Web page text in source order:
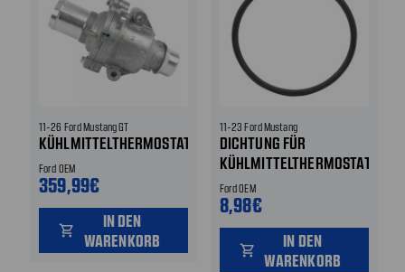
11-26 Ford Mustang GT
KÜHLMITTELTHERMOSTAT
Ford OEM
359,99€
shopping_cart
IN DEN
WARENKORB
11-23 Ford Mustang
DICHTUNG FÜR
KÜHLMITTELTHERMOSTAT
Ford OEM
8,98€
shopping_cart
IN DEN
WARENKORB